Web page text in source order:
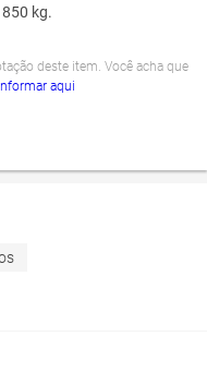
kg.
deste item. Você acha que
Informar aqui